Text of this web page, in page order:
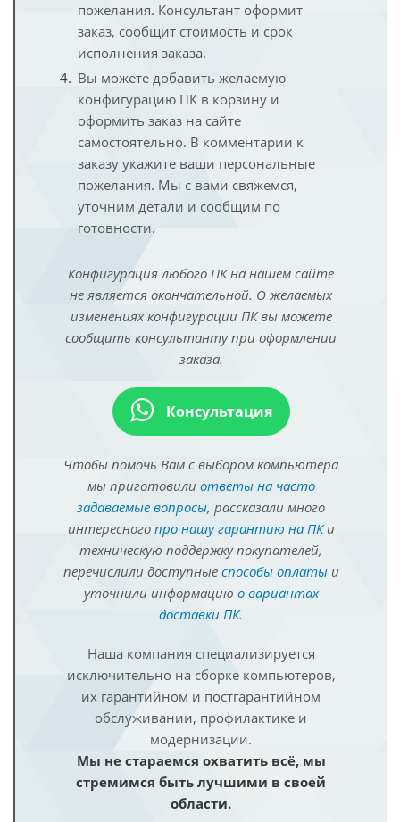
пожелания. Консультант оформит
заказ, сообщит стоимость и срок
исполнения заказа.
Вы можете добавить желаемую
конфигурацию ПК в корзину и
оформить заказ на сайте
самостоятельно. В комментарии к
заказу укажите ваши персональные
пожелания. Мы с вами свяжемся,
уточним детали и сообщим по
готовности.
Конфигурация любого ПК на нашем сайте
не является окончательной. О желаемых
изменениях конфигурации ПК вы можете
сообщить консультанту при оформлении
заказа.
Консультация
Чтобы помочь Вам с выбором компьютера
мы приготовили ответы на часто
задаваемые вопросы, рассказали много
интересного про нашу гарантию на ПКи
техническую поддержку покупателей,
перечислили доступные способы оплатыи
уточнили информацию о вариантах
доставки ПК.
Наша компания специализируется
исключительно на сборке компьютеров,
их гарантийном и постгарантийном
обслуживании, профилактике и
модернизации.
Мы не стараемся охватить всё, мы
стремимся быть лучшими в своей
области.